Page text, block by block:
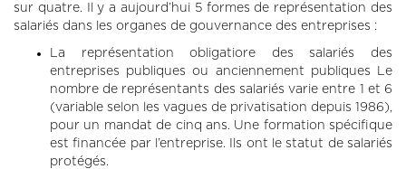
sur quatre. Il y a aujourd’hui 5 formes de représentation des
salariés dans les organes de gouvernance des entreprises :
La représentation obligatiore des salariés des
entreprises publiques ou anciennement publiques Le
nombre de représentants des salariés varie entre 1 et 6
(variable selon les vagues de privatisation depuis 1986),
pour un mandat de cinq ans. Une formation spécifique
est financée par l’entreprise. Ils ont le statut de salariés
protégés.